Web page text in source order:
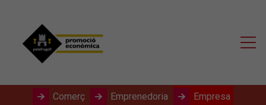
Comerç Emprenedoria
Empresa